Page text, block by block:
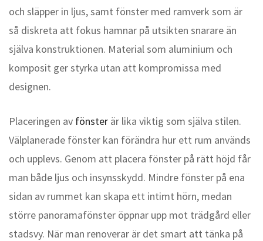
och släpper in ljus, samt fönster med ramverk som är
så diskreta att fokus hamnar på utsikten snarare än
själva konstruktionen. Material som aluminium och
komposit ger styrka utan att kompromissa med
designen.
Placeringen av fönster är lika viktig som själva stilen.
Välplanerade fönster kan förändra hur ett rum används
och upplevs. Genom att placera fönster på rätt höjd får
man både ljus och insynsskydd. Mindre fönster på ena
sidan av rummet kan skapa ett intimt hörn, medan
större panoramafönster öppnar upp mot trädgård eller
stadsvy. När man renoverar är det smart att tänka på